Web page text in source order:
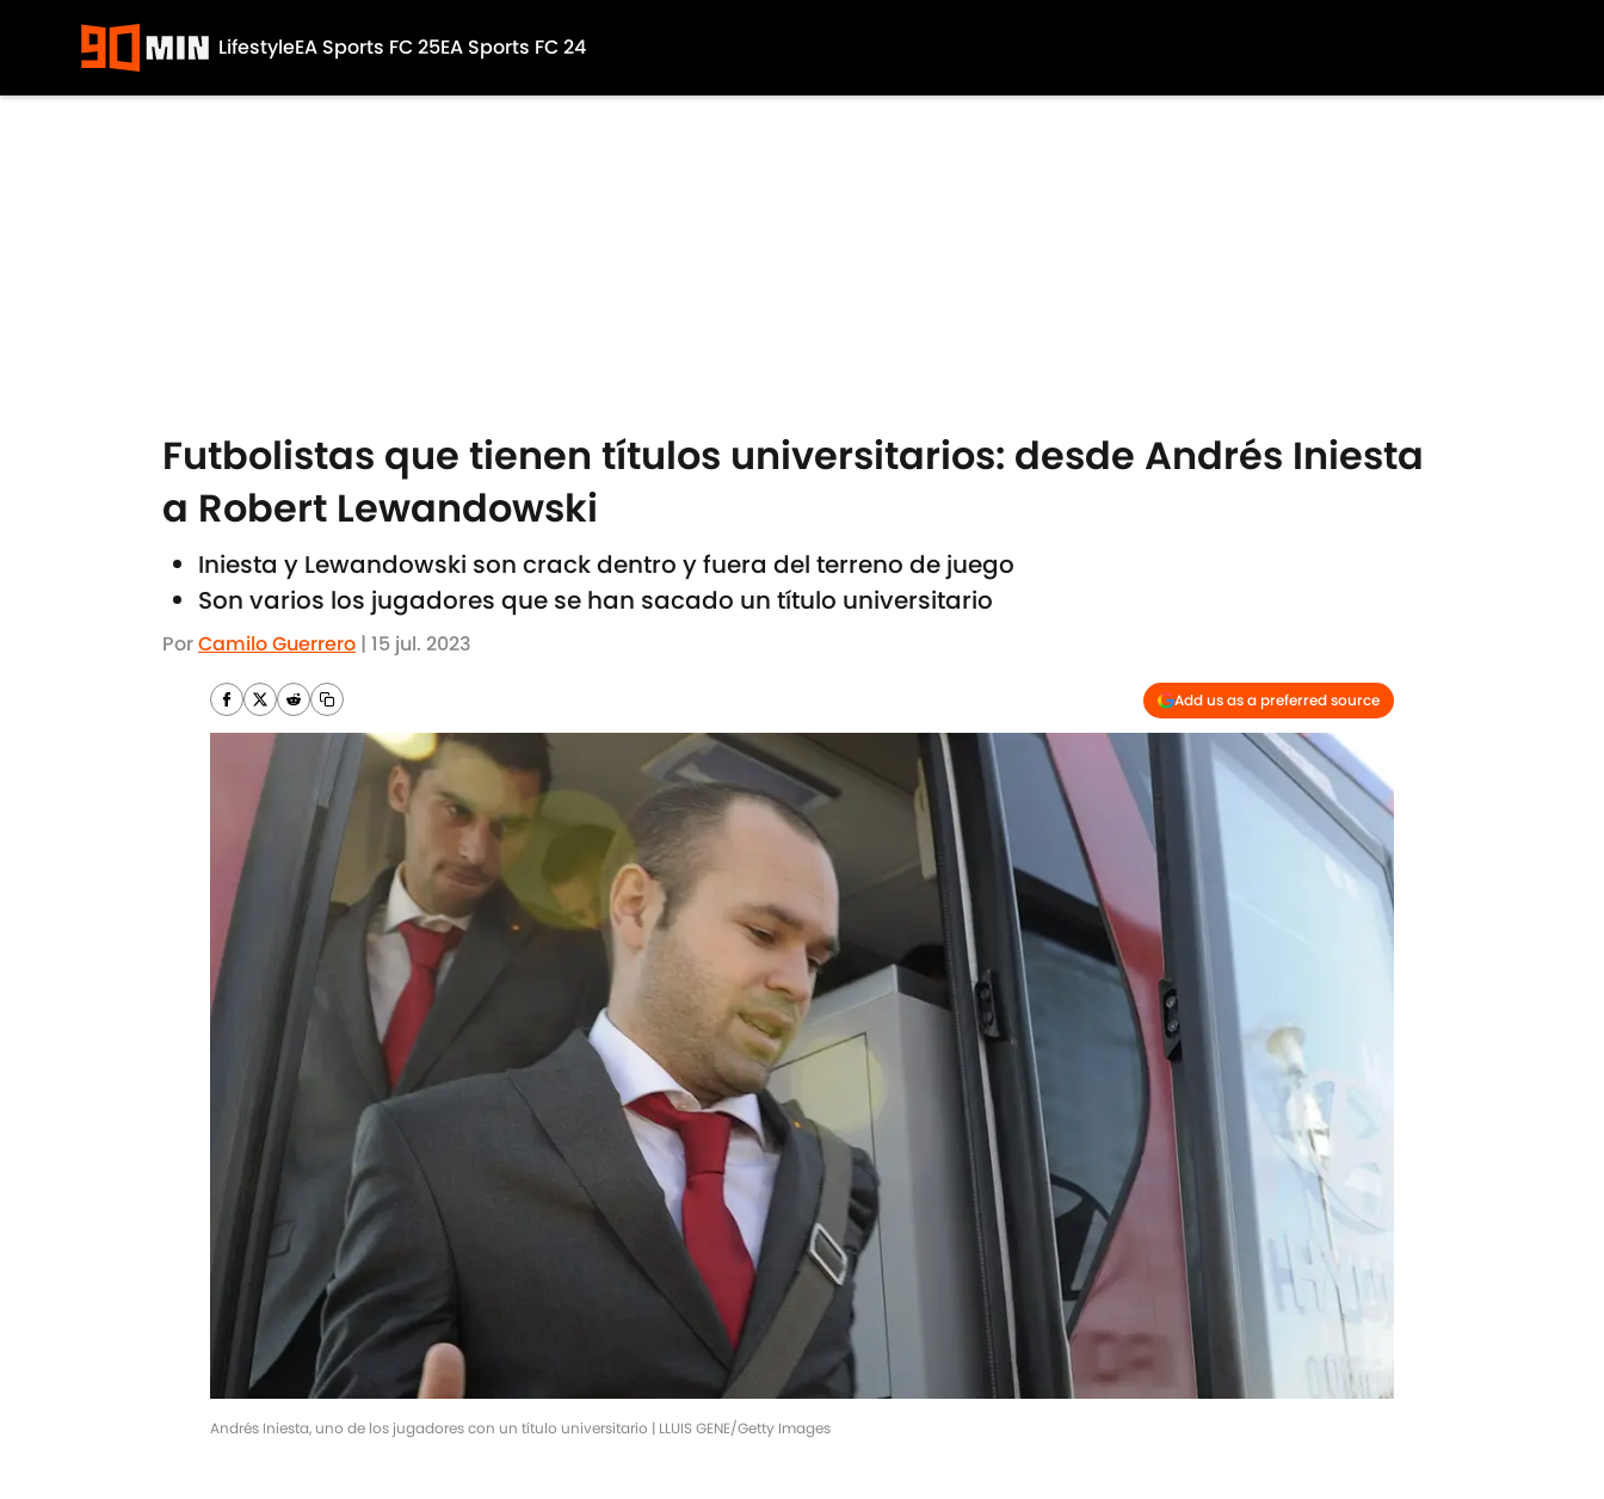
LifestyleEA Sports FC 25EA Sports FC 24
Futbolistas que tienen títulos universitarios: desde Andrés Iniesta
a Robert Lewandowski
Iniesta y Lewandowski son crack dentro y fuera del terreno de juego
Son varios los jugadores que se han sacado un título universitario
PorCamilo Guerrero | 15 jul. 2023
Add us as a preferred source
Andrés Iniesta, uno de los jugadores con un título universitario | LLUIS GENE/Getty Images